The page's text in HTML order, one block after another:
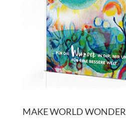
MAKE WORLD WONDER